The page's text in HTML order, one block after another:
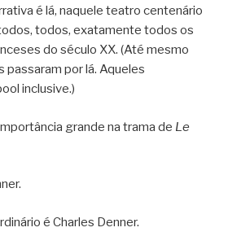
é lá, naquele teatro centenário
todos, exatamente todos os
do século XX. (Até mesmo
passaram por lá. Aqueles
inclusive.)
grande na trama de Le
é Charles Denner.